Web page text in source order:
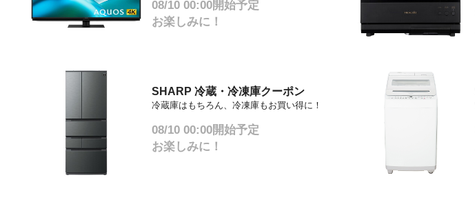
08/10 00:00開始予定
お楽しみに！
SHARP 冷蔵・冷凍庫クーポン
冷蔵庫はもちろん、冷凍庫もお買い得に！
08/10 00:00開始予定
お楽しみに！